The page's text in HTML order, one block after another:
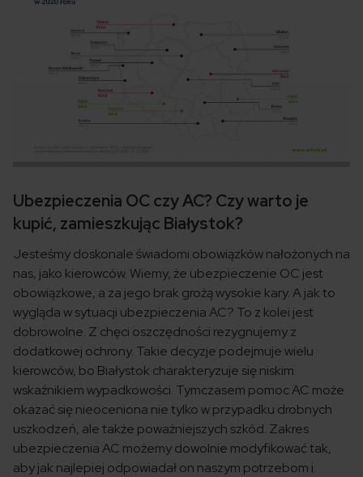
Ubezpieczenia OC czy AC? Czy warto je
kupić, zamieszkując Białystok?
Jesteśmy doskonale świadomi obowiązków nałożonych na
nas, jako kierowców. Wiemy, że ubezpieczenie OC jest
obowiązkowe, a za jego brak grożą wysokie kary. A jak to
wygląda w sytuacji ubezpieczenia AC? To z kolei jest
dobrowolne. Z chęci oszczędności rezygnujemy z
dodatkowej ochrony. Takie decyzje podejmuje wielu
kierowców, bo Białystok charakteryzuje się niskim
wskaźnikiem wypadkowości. Tymczasem pomoc AC może
okazać się nieoceniona nie tylko w przypadku drobnych
uszkodzeń, ale także poważniejszych szkód. Zakres
ubezpieczenia AC możemy dowolnie modyfikować tak,
aby jak najlepiej odpowiadał on naszym potrzebom i